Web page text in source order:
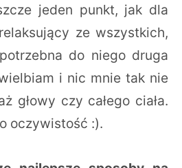
jeden punkt, jak dla
ze wszystkich,
do niego druga
i nic mnie tak nie
głowy czy całego ciała.
oczywistość :).